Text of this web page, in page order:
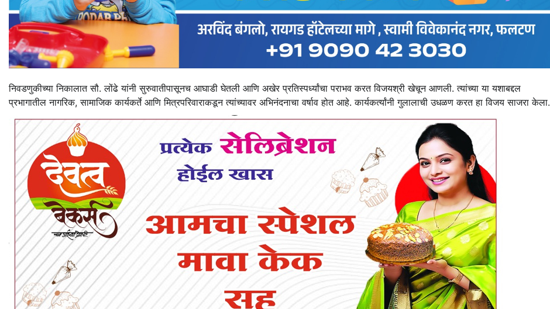
निवडणुकीच्या निकालात सौ. लोंढे यांनी सुरुवातीपासूनच आघाडी घेतली आणि अखेर प्रतिस्पर्ध्यांचा पराभव करत विजयश्री खेचून आणली. त्यांच्या या यशाबद्दल
प्रभागातील नागरिक, सामाजिक कार्यकर्ते आणि मित्रपरिवाराकडून त्यांच्यावर अभिनंदनाचा वर्षाव होत आहे. कार्यकर्त्यांनी गुलालाची उधळण करत हा विजय साजरा केला.